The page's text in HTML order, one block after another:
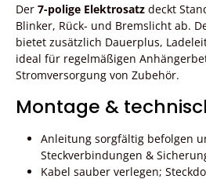
Der 7-polige Elektrosatz deckt
Blinker, Rück- und Bremslicht ab.
bietet zusätzlich Dauerplus,
ideal für regelmäßigen
Stromversorgung von Zubehör.
Montage &
Anleitung sorgfältig befolgen
Steckverbindungen &
Kabel sauber verlegen;